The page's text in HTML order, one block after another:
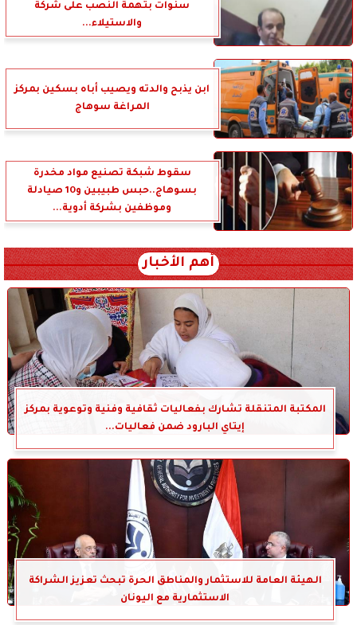
سنوات بتهمة النصب على شركة
والاستيلاء...
ابن يذبح والدته ويصيب أباه بسكين بمركز
المراغة سوهاج
سقوط شبكة تصنيع مواد مخدرة
بسوهاج..حبس طبيبين و10 صيادلة
وموظفين بشركة أدوية...
أهم الأخبار
المكتبة المتنقلة تشارك بفعاليات ثقافية وفنية وتوعوية بمركز
إيتاي البارود ضمن فعاليات...
الهيئة العامة للاستثمار والمناطق الحرة تبحث تعزيز الشراكة
الاستثمارية مع اليونان